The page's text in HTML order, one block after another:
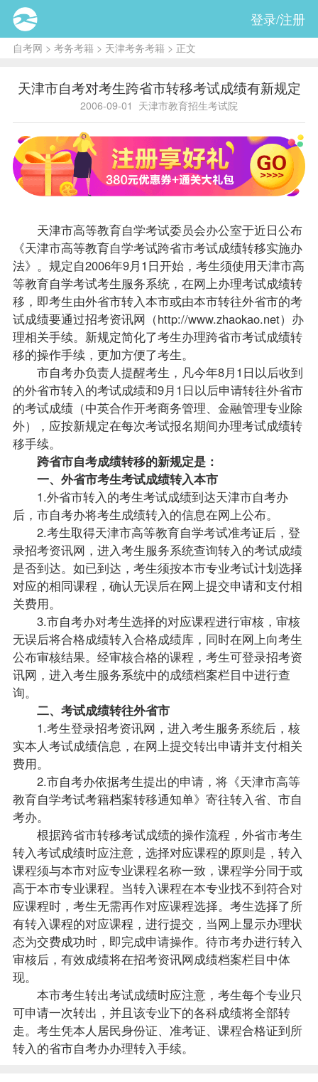
登录/注册
自考网 > 考务考籍 > 天津考务考籍 > 正文
天津市自考对考生跨省市转移考试成绩有新规定
2006-09-01 天津市教育招生考试院
天津市高等教育自学考试委员会办公室于近日公布
《天津市高等教育自学考试跨省市考试成绩转移实施办
法》。规定自2006年9月1日开始，考生须使用天津市高
等教育自学考试考生服务系统，在网上办理考试成绩转
移，即考生由外省市转入本市或由本市转往外省市的考
试成绩要通过招考资讯网（http://www.zhaokao.net）办
理相关手续。新规定简化了考生办理跨省市考试成绩转
移的操作手续，更加方便了考生。
市自考办负责人提醒考生，凡今年8月1日以后收到
的外省市转入的考试成绩和9月1日以后申请转往外省市
的考试成绩（中英合作开考商务管理、金融管理专业除
外），应按新规定在每次考试报名期间办理考试成绩转
移手续。
跨省市自考成绩转移的新规定是：
一、外省市考生考试成绩转入本市
1.外省市转入的考生考试成绩到达天津市自考办
后，市自考办将考生成绩转入的信息在网上公布。
2.考生取得天津市高等教育自学考试准考证后，登
录招考资讯网，进入考生服务系统查询转入的考试成绩
是否到达。如已到达，考生须按本市专业考试计划选择
对应的相同课程 ，确认无误后在网上提交申请和支付相
关费用。
3.市自考办对考生选择的对应课程进行审核，审核
无误后将合格成绩转入合格成绩库，同时在网上向考生
公布审核结果。经审核合格的课程，考生可登录招考资
讯网，进入考生服务系统中的成绩档案栏目中进行查
询。
二、考试成绩转往外省市
1.考生登录招考资讯网，进入考生服务系统后，核
实本人考试成绩信息，在网上提交转出申请并支付相关
费用。
2.市自考办依据考生提出的申请，将《天津市高等
教育自学考试考籍档案转移通知单》寄往转入省、市自
考办。
根据跨省市转移考试成绩的操作流程，外省市考生
转入考试成绩时应注意，选择对应课程的原则是，转入
课程须与本市对应专业课程名称一致，课程学分同于或
高于本市专业课程。当转入课程在本专业找不到符合对
应课程时，考生无需再作对应课程选择。考生选择了所
有转入课程的对应课程，进行提交，当网上显示办理状
态为交费成功时，即完成申请操作。待市考办进行转入
审核后，有效成绩将在招考资讯网成绩档案栏目中体
现。
本市考生转出考试成绩时应注意，考生每个专业只
可申请一次转出，并且该专业下的各科成绩将全部转
走。考生凭本人居民身份证、准考证、课程合格证到所
转入的省市自考办办理转入手续。